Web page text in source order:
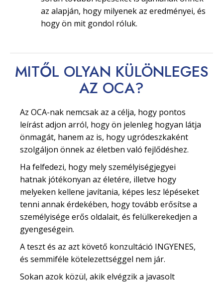
az alapján, hogy milyenek az eredményei, és
hogy ön mit gondol róluk.
MITŐL OLYAN KÜLÖNLEGES
AZ OCA?
Az OCA-nak nemcsak az a célja, hogy pontos
leírást adjon arról, hogy ön jelenleg hogyan látja
önmagát, hanem az is, hogy ugródeszkaként
szolgáljon önnek az életben való fejlődéshez.
Ha felfedezi, hogy mely személyiségjegyei
hatnak jótékonyan az életére, illetve hogy
melyeken kellene javítania, képes lesz lépéseket
tenni annak érdekében, hogy tovább erősítse a
személyisége erős oldalait, és felülkerekedjen a
gyengeségein.
A teszt és az azt követő konzultáció INGYENES,
és semmiféle kötelezettséggel nem jár.
Sokan azok közül, akik elvégzik a javasolt